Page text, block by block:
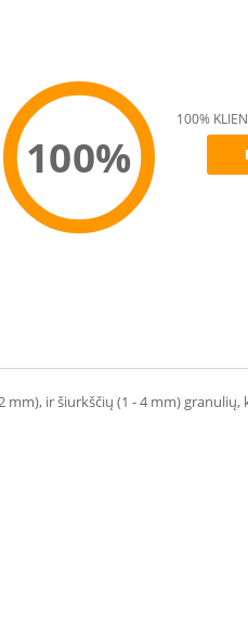
100%
100%
mm), ir šiurkščių (1 - 4 mm)